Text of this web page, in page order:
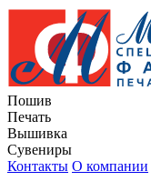
Пошив
Печать
Вышивка
Сувениры
Контакты О компании